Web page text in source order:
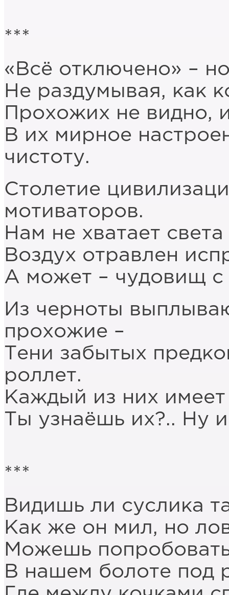
***
«Всё отключено» –
Не раздумывая, как
Прохожих не видно,
В их мирное
чистоту.
Столетие
мотиваторов.
Нам не хватает
Воздух отравлен
А может – чудовищ с
Из черноты
прохожие –
Тени забытых
роллет.
Каждый из них
Ты узнаёшь их?.. Ну
***
Видишь ли суслика
Как же он мил, но
Можешь
В нашем болоте под